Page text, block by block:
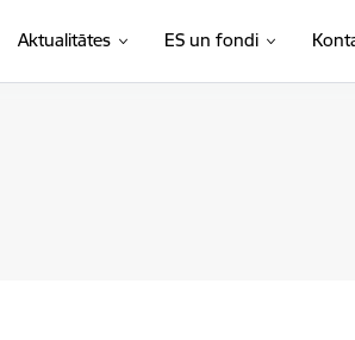
Aktualitātes ES un fondi